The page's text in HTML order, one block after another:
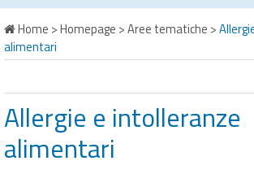
Home >Homepage >Aree tematiche >
alimentari
Allergie e intolleranze
alimentari